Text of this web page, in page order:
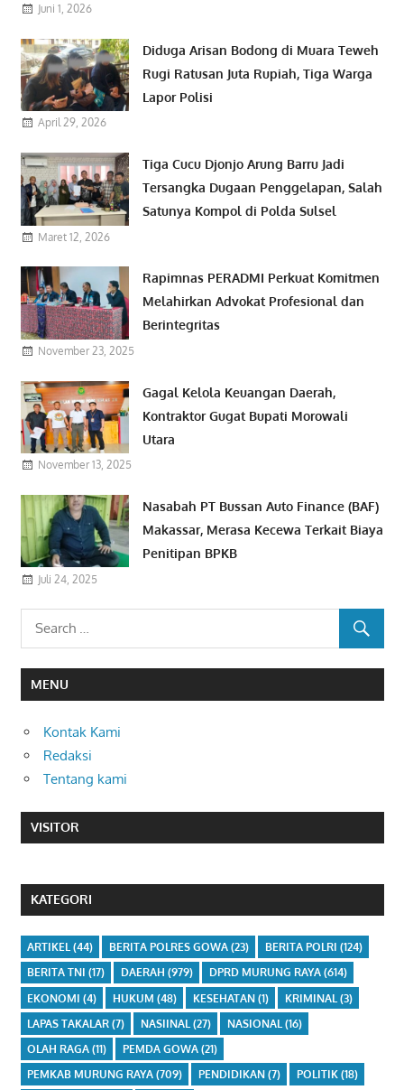
Juni 1, 2026
Diduga Arisan Bodong di Muara Teweh
Rugi Ratusan Juta Rupiah, Tiga Warga
Lapor Polisi
April 29, 2026
Tiga Cucu Djonjo Arung Barru Jadi
Tersangka Dugaan Penggelapan, Salah
Satunya Kompol di Polda Sulsel
Maret 12, 2026
Rapimnas PERADMI Perkuat Komitmen
Melahirkan Advokat Profesional dan
Berintegritas
November 23, 2025
Gagal Kelola Keuangan Daerah,
Kontraktor Gugat Bupati Morowali
Utara
November 13, 2025
Nasabah PT Bussan Auto Finance (BAF)
Makassar, Merasa Kecewa Terkait Biaya
Penitipan BPKB
Juli 24, 2025
MENU
Kontak Kami
Redaksi
Tentang kami
VISITOR
KATEGORI
ARTIKEL(44) BERITA POLRES GOWA(23) BERITA POLRI (124)
BERITA TNI (17) DAERAH (979) DPRD MURUNG RAYA(614)
EKONOMI (4) HUKUM (48) KESEHATAN(1) KRIMINAL (3)
LAPAS TAKALAR(7) NASIINAL (27) NASIONAL (16)
OLAH RAGA(11) PEMDA GOWA(21)
PEMKAB MURUNG RAYA(709) PENDIDIKAN(7) POLITIK(18)